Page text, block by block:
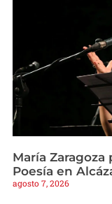
María
Poesía en
agosto 7, 2026